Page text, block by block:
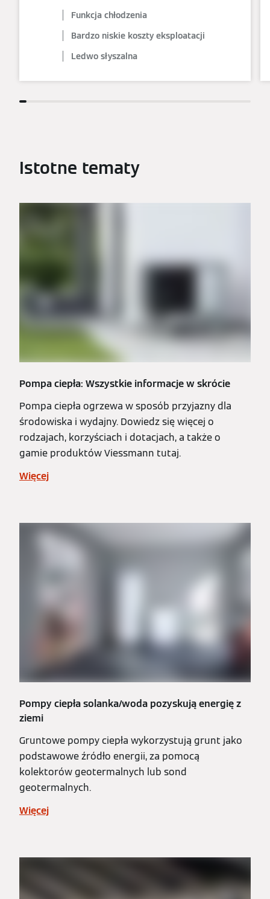
Funkcja chłodzenia
Bardzo niskie koszty eksploatacji
Ledwo słyszalna
Istotne tematy
Pompa ciepła: Wszystkie informacje w skrócie
Pompa ciepła ogrzewa w sposób przyjazny dla
środowiska i wydajny. Dowiedz się więcej o
rodzajach, korzyściach i dotacjach, a także o
gamie produktów Viessmann tutaj.
Więcej
Pompy ciepła solanka/woda pozyskują energię z
ziemi
Gruntowe pompy ciepła wykorzystują grunt jako
podstawowe źródło energii, za pomocą
kolektorów geotermalnych lub sond
geotermalnych.
Więcej